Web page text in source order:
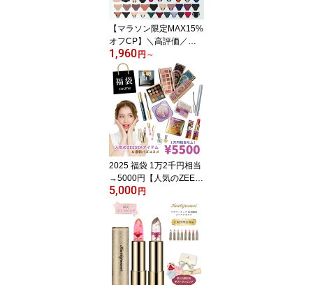
ク おすすめ プチプラ 人
気 40代 50代 ｜SRICHA
ND タイコスメ
【マラソン限定MAX15%
オフCP】＼高評価／吸
水ショーツ 吸水サニタリ
ーショーツ 生理用ショー
ツ パンツ オーガニック
コットン シームレス 漏
れない 蒸れない 大きい
サイズ 小さいサイズ 子
供 キッズ ジュニア 小学
生 かわいい 尿もれ 月経
ラクリーパンツ
1,960円 ～
2025 福袋 1万2千円相当
→5000円【人気のZEES
EA(ズーシー)やシーチャ
ンが必ず入る！】ラッキ
ーバック ZEESEA ズー
シー シーチャン カイリ
ジュメイ 中国 コスメ リ
ップ マスカラ 涙マスカ
ラ ぴえんメイク アイシ
ャドウ プチプラ プレゼ
5,000円